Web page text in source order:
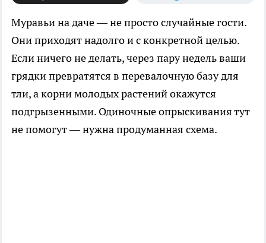
Муравьи на даче — не просто случайные гости.
Они приходят надолго и с конкретной целью.
Если ничего не делать, через пару недель ваши
грядки превратятся в перевалочную базу для
тли, а корни молодых растений окажутся
подгрызенными. Одиночные опрыскивания тут
не помогут — нужна продуманная схема.